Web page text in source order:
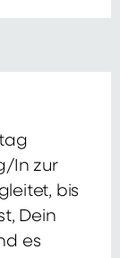
In zur
bis
Dein
es